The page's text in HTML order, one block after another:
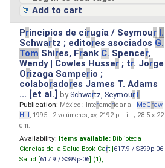
Add to cart
Principios de cirugía / Seymour I.
Schwartz ; editores asociados G.
Tom Shires, Frank C. Spencer,
Wendy | Cowles Husser ; tr. Jorge
Orizaga Samperio ;
colaboradores James T. Adams
... [et al.]by Schwartz, Seymour I.
Publication: México : Interamericana - McGraw-
Hill, 1995 . 2 volúmenes, xv, 2192 p. : il. ; 28.5 x 22
cm.
Availability: Items available: Biblioteca
Ciencias de la Salud Book Cart [ 617.9 / S399p-06
Salud [ 617.9 / S399p-06 ] (1),